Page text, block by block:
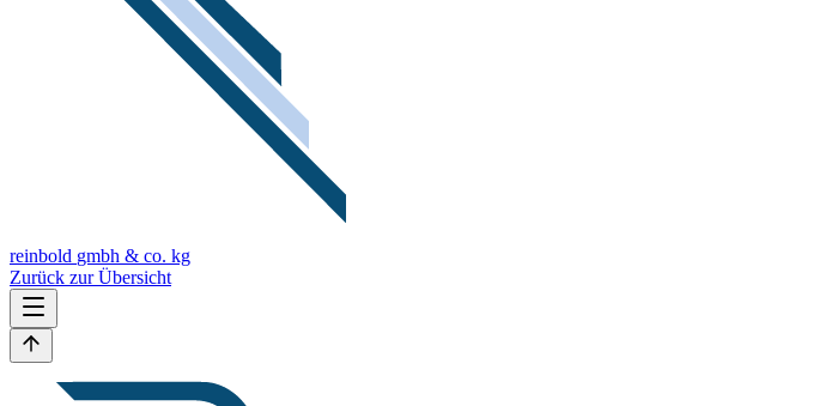
reinbold gmbh & co. kg
Zurück zur Übersicht